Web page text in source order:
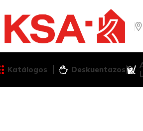
Katálogos Deskuentazos